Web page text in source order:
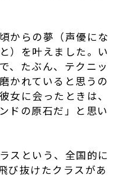
からの夢（声優にな
）を叶えました。い
、たぶん、テクニッ
かれていると思うの
女に会ったときは、
ドの原石だ」と思い
スという、全国的に
び抜けたクラスがあ